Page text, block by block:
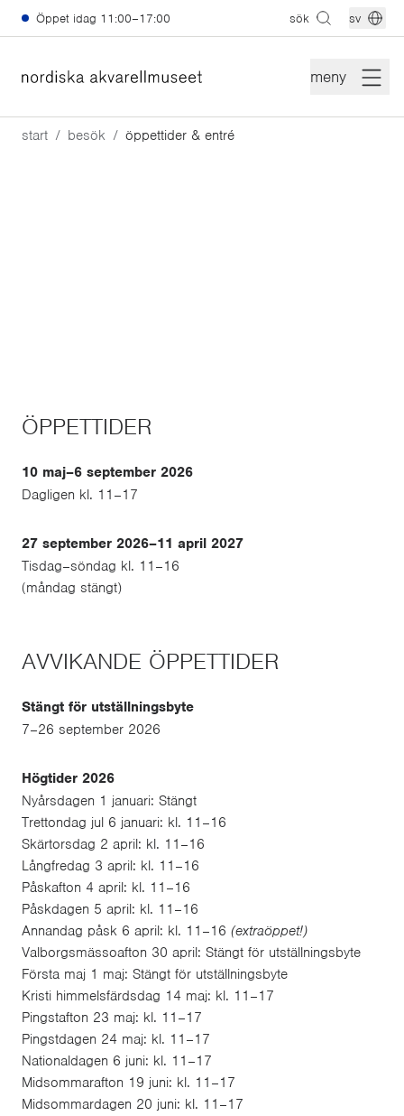
Hoppa till huvudinnehåll
Öppet idag 11:00–17:00 sök sv
meny
start besök öppettider & entré
ÖPPETTIDER
10 maj–6 september 2026
Dagligen kl. 11–17
27 september 2026–11 april 2027
Tisdag–söndag kl. 11–16
(måndag stängt)
AVVIKANDE ÖPPETTIDER
Stängt för utställningsbyte
7–26 september 2026
Högtider 2026
Nyårsdagen 1 januari: Stängt
Trettondag jul 6 januari: kl. 11–16
Skärtorsdag 2 april: kl. 11–16
Långfredag 3 april: kl. 11–16
Påskafton 4 april: kl. 11–16
Påskdagen 5 april: kl. 11–16
Annandag påsk 6 april: kl. 11–16 (extraöppet!)
Valborgsmässoafton 30 april: Stängt för utställningsbyte
Första maj 1 maj: Stängt för utställningsbyte
Kristi himmelsfärdsdag 14 maj: kl. 11–17
Pingstafton 23 maj: kl. 11–17
Pingstdagen 24 maj: kl. 11–17
Nationaldagen 6 juni: kl. 11–17
Midsommarafton 19 juni: kl. 11–17
Midsommardagen 20 juni: kl. 11–17